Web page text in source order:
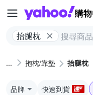
抬腿枕
抱枕/靠墊 抬腿枕
品牌 快速到貨